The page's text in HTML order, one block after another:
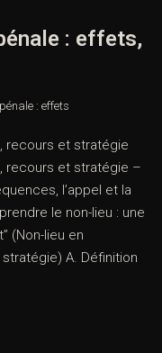
: effets,
: effets
recours et stratégie
recours et stratégie –
l’appel et la
le non-lieu : une
(Non-lieu en
A. Définition